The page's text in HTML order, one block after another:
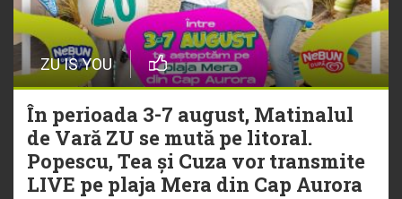
ZU IS YOU
În perioada 3-7 august, Matinalul
de Vară ZU se mută pe litoral.
Popescu, Tea și Cuza vor transmite
LIVE pe plaja Mera din Cap Aurora